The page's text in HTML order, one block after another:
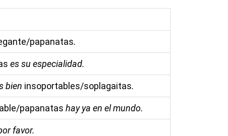
papanatas.
es su especialidad.
bien insoportables/soplagaitas.
papanatas hay ya en el mundo.
favor.